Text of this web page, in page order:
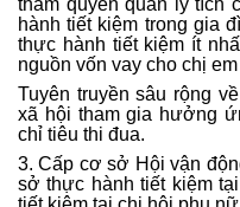
hành tiết kiệm trong gia
thực hành tiết kiệm ít
nguồn vốn vay cho chị
Tuyên truyền sâu rộng
xã hội tham gia hưởng
chỉ tiêu thi đua.
3. Cấp cơ sở Hội vận
sở thực hành tiết kiệm